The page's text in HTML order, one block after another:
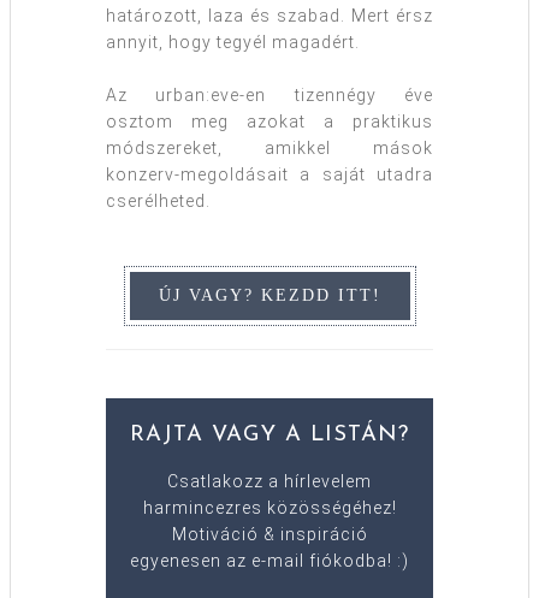
határozott, laza és szabad. Mert érsz
annyit, hogy tegyél magadért.
Az urban:eve-en tizennégy éve
osztom meg azokat a praktikus
módszereket, amikkel mások
konzerv-megoldásait a saját utadra
cserélheted.
RAJTA VAGY A LISTÁN?
Csatlakozz a hírlevelem
harmincezres közösségéhez!
Motiváció & inspiráció
egyenesen az e-mail fiókodba! :)